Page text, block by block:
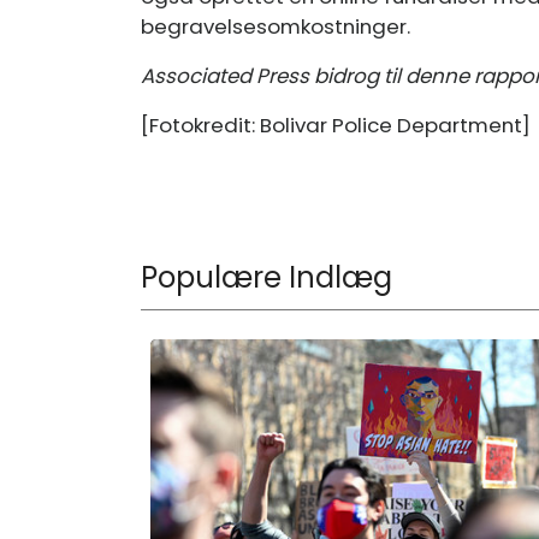
begravelsesomkostninger.
Associated Press bidrog til denne
[Fotokredit: Bolivar Police Department]
Populære Indlæg